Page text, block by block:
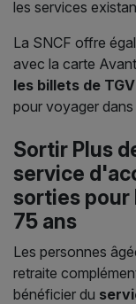
les services
La SNCF offre
avec la carte
les billets de
pour voyager
Sortir Plus
service
sorties pour
75 ans
Les personnes
retraite
bénéficier du